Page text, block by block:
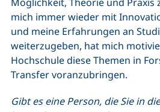
mich immer wieder mit
und meine Erfahrungen an
weiterzugeben, hat mich
Hochschule diese Themen in
Transfer voranzubringen.
Gibt es eine Person, die Sie in